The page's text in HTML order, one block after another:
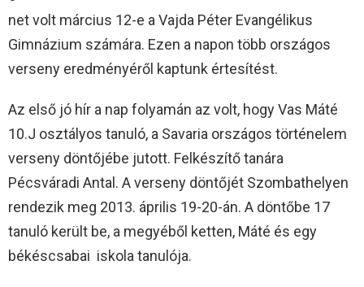
net volt március 12-e a Vajda Péter Evangélikus
Gimnázium számára. Ezen a napon több országos
verseny eredményéről kaptunk értesítést.
Az első jó hír a nap folyamán az volt, hogy Vas Máté
10.J osztályos tanuló, a Savaria országos történelem
verseny döntőjébe jutott. Felkészítő tanára
Pécsváradi Antal. A verseny döntőjét Szombathelyen
rendezik meg 2013. április 19-20-án. A döntőbe 17
tanuló került be, a megyéből ketten, Máté és egy
békéscsabai iskola tanulója.